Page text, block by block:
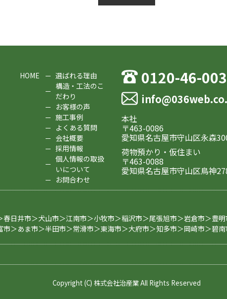
HOME
選ばれる理由
構造・工法のこ
だわり
お客様の声
施工事例
よくある質問
会社概要
採用情報
個人情報の取扱
いについて
お問合わせ
0120-46-
本社
〒463-0086
愛知県名古屋市守山区永森
荷物預かり・仮住まい
〒463-0088
愛知県名古屋市守山区鳥神
日井市＞犬山市＞江南市＞小牧市＞稲沢市＞尾張旭市＞岩倉市＞豊
＞あま市＞半田市＞常滑市＞東海市＞大府市＞知多市＞岡崎市＞碧
Copyright (C) 株式会社治産業 All Rights Reserved